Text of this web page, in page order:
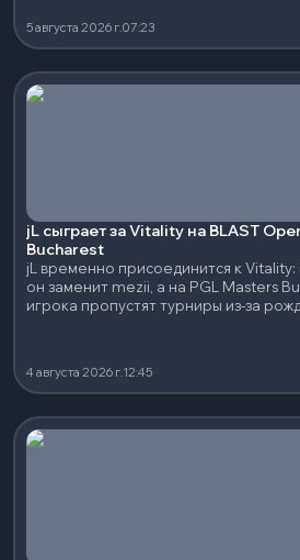
5 августа 2026 г.07:23
jL сыграет за Vitality на BLAST
Bucharest
jL временно присоединится к
он заменит mezii, а на PGL Masters
игрока пропустят турниры из-за
4 августа 2026 г.12:45